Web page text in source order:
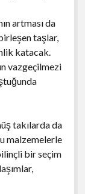
artması da
taşlar,
katacak.
vazgeçilmezi
takılarda da
malzemelerle
bir seçim